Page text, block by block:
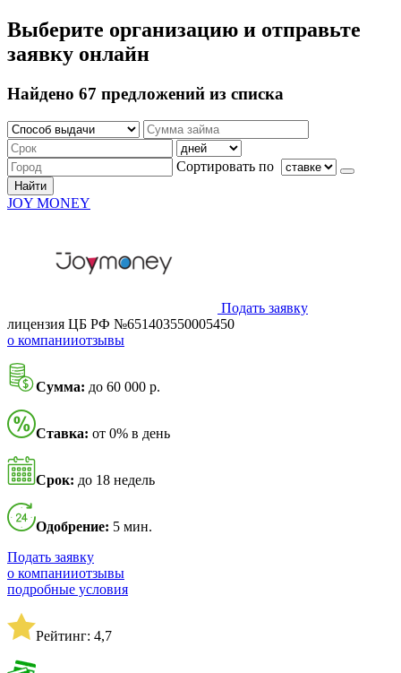
Выберите организацию и отправьте
заявку онлайн
Найдено 67 предложений из списка
Сортировать по
Найти
JOY MONEY
Подать заявку
лицензия ЦБ РФ №651403550005450
о компанииотзывы
Сумма: до 60 000 р.
Ставка: от 0% в день
Срок: до 18 недель
Одобрение: 5 мин.
Подать заявку
о компанииотзывы
подробные условия
Рейтинг: 4,7